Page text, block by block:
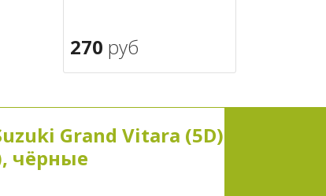
270 руб
Grand Vitara (5D)
чёрные